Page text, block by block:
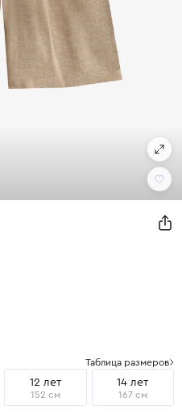
Таблица размеров
12 лет
152 см
14 лет
167 см